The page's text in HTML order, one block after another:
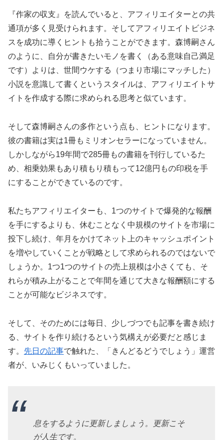
『作家の収支』を読んでいると、アフィリエイターとの共
通項が多く見受けられます。そしてアフィリエイトビジネ
スを成功に導くヒントも拾うことができます。森博嗣さん
のように、自分が書きたいモノを書く（ある意味自己満足
です）よりは、世間ウケする（つまり市場にマッチした）
小説を意識して書くというスタイルは、アフィリエイトサ
イトを作成する際に求められる思考と似ています。
そして森博嗣さんの多作という点も、ヒントになります。
彼の書籍は実は1冊もミリオンセラーになっていません。
しかしながら19年間で285冊もの書籍を刊行しているた
め、相乗効果もあり積もり積もって12億円もの印税を手
にすることができているのです。
私たちアフィリエイターも、1つのサイトで爆発的な報酬
を手にするよりも、休むことなく中規模のサイトを市場に
投下し続け、年月をかけてネット上のキャッシュポイント
を増やしていくことが戦略として求められるのではないで
しょうか。1つ1つのサイトの売上規模は小さくても、そ
れらが積み上がることで年間を通じて大きな報酬額にする
ことが可能なビジネスです。
そして、そのためには毎日、少しづつでも記事を書き続け
る、サイトを作り続けるという気構えが必要だと感じま
す。 先日の記事で触れた、「きんどるどうでしょう」運営
者が、いみじくもいっていました。
息をするように更新しましょう。更新こそ
が人生です。